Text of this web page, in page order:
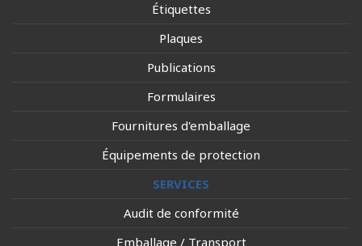
Étiquettes
Plaques
Publications
Formulaires
Fournitures d'emballage
Équipements de protection
SERVICES
Audit de conformité
Emballage / Transport